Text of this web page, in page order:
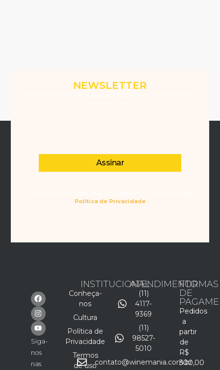
NEWSLETTER
Assinar
Política de Privacidade
Siga-
nos
nas
INSTITUCIONAL
Conheça-
nos
Cultura
Política de
Privacidade
Termos
de uso
ATENDIMENTO
(11)
4117-
9369
(11)
98527-
5010
contato@winemania.com.br
FORMAS
DE
Pedidos
a
partir
de
R$
300,00